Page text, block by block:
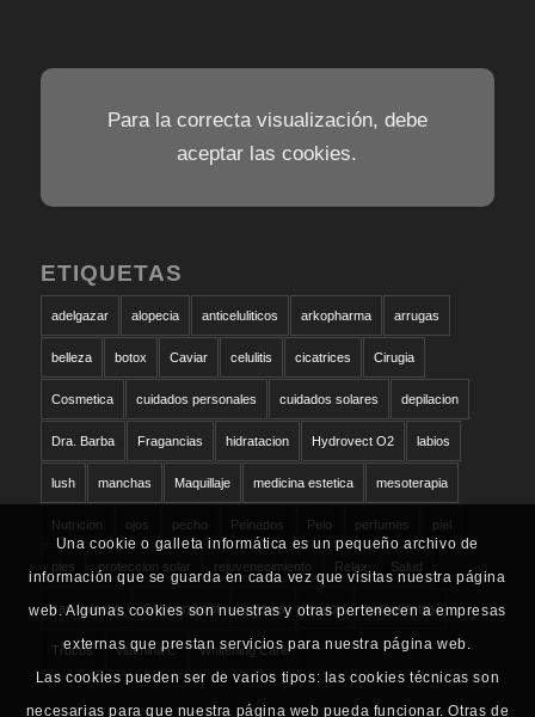
Para la correcta visualización, debe
aceptar las cookies.
ETIQUETAS
adelgazar alopecia anticeluliticos arkopharma arrugas
belleza botox Caviar celulitis cicatrices Cirugia
Cosmetica cuidados personales cuidados solares depilacion
Dra. Barba Fragancias hidratacion Hydrovect O2 labios
lush manchas Maquillaje medicina estetica mesoterapia
Nutricion ojos pecho Peinados Pelo perfumes piel
pies proteccion solar rejuvenecimiento Relax Salud
san valentin Schwarzkopf solares sudor tratamientos
Trucos vitamina C Whitening Care
Una cookie o galleta informática es un pequeño archivo de
información que se guarda en cada vez que visitas nuestra página
web. Algunas cookies son nuestras y otras pertenecen a empresas
externas que prestan servicios para nuestra página web.
Las cookies pueden ser de varios tipos: las cookies técnicas son
necesarias para que nuestra página web pueda funcionar. Otras de